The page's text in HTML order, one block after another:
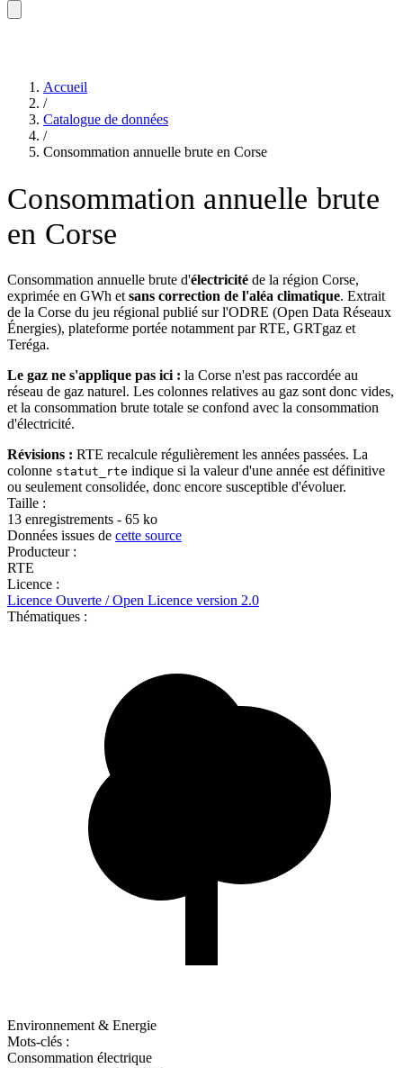
Accueil
/
Catalogue de données
/
Consommation annuelle brute en Corse
Consommation annuelle brute
en Corse
Consommation annuelle brute d'électricité de la région Corse,
exprimée en GWh et sans correction de l'aléa climatique. Extrait
de la Corse du jeu régional publié sur l'ODRE (Open Data Réseaux
Énergies), plateforme portée notamment par RTE, GRTgaz et
Teréga.
Le gaz ne s'applique pas ici : la Corse n'est pas raccordée au
réseau de gaz naturel. Les colonnes relatives au gaz sont donc vides,
et la consommation brute totale se confond avec la consommation
d'électricité.
Révisions : RTE recalcule régulièrement les années passées. La
colonne statut_rte indique si la valeur d'une année est définitive
ou seulement consolidée, donc encore susceptible d'évoluer.
Taille :
13 enregistrements - 65 ko
Données issues de cette source
Producteur :
RTE
Licence :
Licence Ouverte / Open Licence version 2.0
Thématiques :
Environnement & Energie
Mots-clés :
Consommation électrique